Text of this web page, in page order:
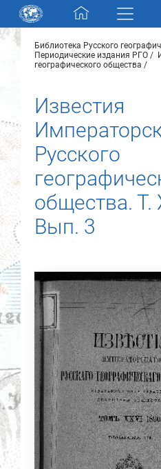
Skip navigation
Разделы и коллекции
Новости
О нас
Контакты
Партнеры
Библиотека Русского
Периодические издания РГО
географического общества
Известия
Русского
общества. Т.
Вып. 3